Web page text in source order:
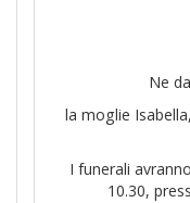
Ne
la moglie
I funerali
10.30,